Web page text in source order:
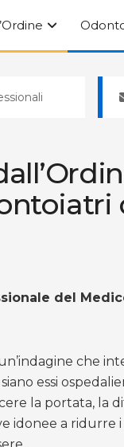
del
che
essi
la portata, la
a ridurre i